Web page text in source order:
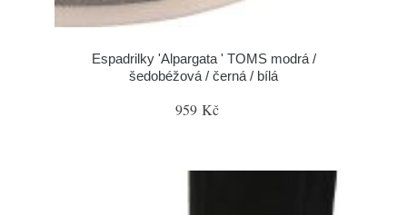
Espadrilky 'Alpargata ' TOMS modrá /
šedobéžová / černá / bílá
959 Kč